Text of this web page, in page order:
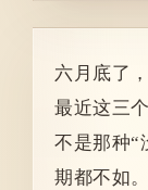
六月底了
最近这三
不是那种“
期都不如。